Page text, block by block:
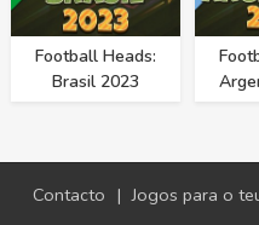
Football Heads:
Brasil 2023
Contacto | Jogos para o